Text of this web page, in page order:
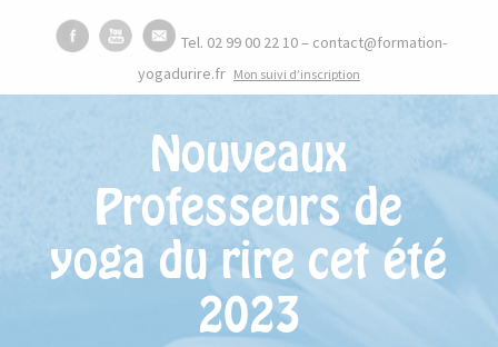
Tel. 02 99 00 22 10 – contact@formation-
yogadurire.fr Mon suivi d’inscription
Nouveaux
Professeurs de
yoga du rire cet été
2023